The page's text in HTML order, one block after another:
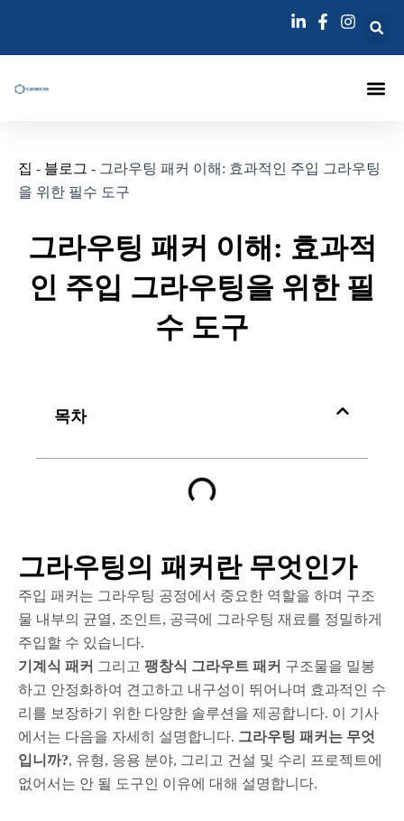
츠
집 - 블로그 - 그라우팅 패커 이해: 효과적인 주입 그라우팅
을 위한 필수 도구
그라우팅 패커 이해: 효과적
인 주입 그라우팅을 위한 필
수 도구
목차
그라우팅의 패커란 무엇인가
주입 패커는 그라우팅 공정에서 중요한 역할을 하며 구조
물 내부의 균열, 조인트, 공극에 그라우팅 재료를 정밀하게
주입할 수 있습니다.
기계식 패커 그리고 팽창식 그라우트 패커 구조물을 밀봉
하고 안정화하여 견고하고 내구성이 뛰어나며 효과적인 수
리를 보장하기 위한 다양한 솔루션을 제공합니다. 이 기사
에서는 다음을 자세히 설명합니다. 그라우팅 패커는 무엇
입니까?, 유형, 응용 분야, 그리고 건설 및 수리 프로젝트에
없어서는 안 될 도구인 이유에 대해 설명합니다.
트